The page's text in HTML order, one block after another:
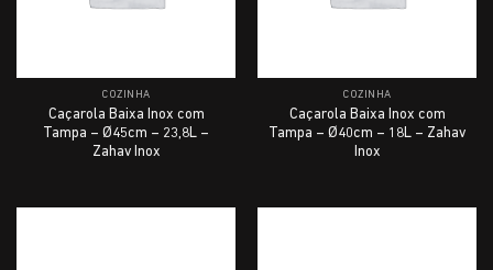
COZINHA
Caçarola Baixa Inox com
Tampa – Ø45cm – 23,8L –
Zahav Inox
COZINHA
Caçarola Baixa Inox com
Tampa – Ø40cm – 18L – Zahav
Inox